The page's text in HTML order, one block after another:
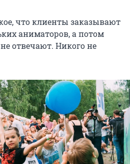
что клиенты заказывают
аниматоров, а потом
отвечают. Никого не